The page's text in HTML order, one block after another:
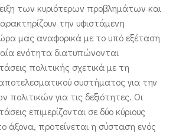
των κυριότερων προβλημάτων και
την υφιστάμενη
μας αναφορικά με το υπό εξέταση
ενότητα διατυπώνονται
πολιτικής σχετικά με τη
συστήματος για την
πολιτικών για τις δεξιότητες. Οι
επιμερίζονται σε δύο κύριους
άξονα, προτείνεται η σύσταση ενός